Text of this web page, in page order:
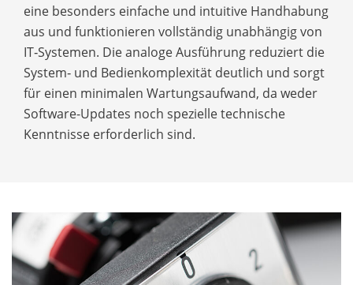
eine besonders einfache und intuitive Handhabung
aus und funktionieren vollständig unabhängig von
IT‑Systemen. Die analoge Ausführung reduziert die
System‑ und Bedienkomplexität deutlich und sorgt
für einen minimalen Wartungsaufwand, da weder
Software-Updates noch spezielle technische
Kenntnisse erforderlich sind.